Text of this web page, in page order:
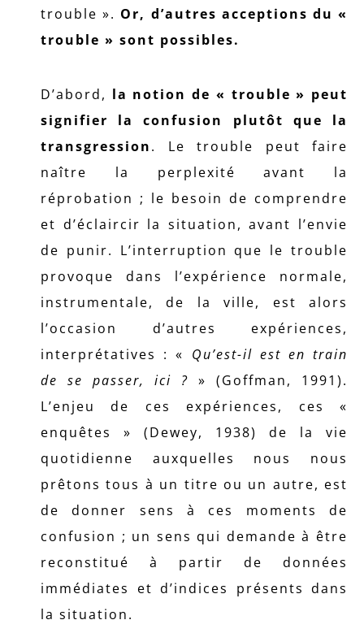
trouble ». Or, d’autres acceptions du «
trouble » sont possibles.
D’abord, la notion de « trouble » peut
signifier la confusion plutôt que la
transgression. Le trouble peut faire
naître la perplexité avant la
réprobation ; le besoin de comprendre
et d’éclaircir la situation, avant l’envie
de punir. L’interruption que le trouble
provoque dans l’expérience normale,
instrumentale, de la ville, est alors
l’occasion d’autres expériences,
interprétatives : « Qu’est-il est en train
de se passer, ici ? » (Goffman, 1991).
L’enjeu de ces expériences, ces «
enquêtes » (Dewey, 1938) de la vie
quotidienne auxquelles nous nous
prêtons tous à un titre ou un autre, est
de donner sens à ces moments de
confusion ; un sens qui demande à être
reconstitué à partir de données
immédiates et d’indices présents dans
la situation.